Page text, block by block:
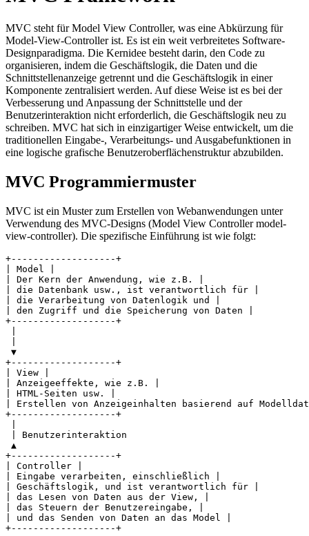
MVC steht für Model View Controller, was eine Abkürzung für
Model-View-Controller ist. Es ist ein weit verbreitetes Software-
Designparadigma. Die Kernidee besteht darin, den Code zu
organisieren, indem die Geschäftslogik, die Daten und die
Schnittstellenanzeige getrennt und die Geschäftslogik in einer
Komponente zentralisiert werden. Auf diese Weise ist es bei der
Verbesserung und Anpassung der Schnittstelle und der
Benutzerinteraktion nicht erforderlich, die Geschäftslogik neu zu
schreiben. MVC hat sich in einzigartiger Weise entwickelt, um die
traditionellen Eingabe-, Verarbeitungs- und Ausgabefunktionen in
eine logische grafische Benutzeroberflächenstruktur abzubilden.
MVC Programmiermuster
MVC ist ein Muster zum Erstellen von Webanwendungen unter
Verwendung des MVC-Designs (Model View Controller model-
view-controller). Die spezifische Einführung ist wie folgt:
+-------------------+
| Model |
| Der Kern der Anwendung, wie z.B. |
| die Datenbank usw., ist verantwortlich für |
| die Verarbeitung von Datenlogik und |
| den Zugriff und die Speicherung von Daten |
+-------------------+
▼
+-------------------+
| View |
| Anzeigeeffekte, wie z.B. |
| HTML-Seiten usw. |
| Erstellen von Anzeigeinhalten basierend auf
+-------------------+
| Benutzerinteraktion
▲
+-------------------+
| Controller |
| Eingabe verarbeiten, einschließlich |
| Geschäftslogik, und ist verantwortlich für |
| das Lesen von Daten aus der View, |
| das Steuern der Benutzereingabe, |
| und das Senden von Daten an das Model |